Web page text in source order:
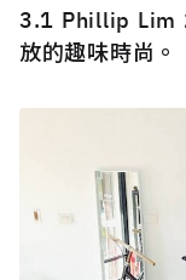
3.1 Phillip Lim
放的趣味時尚。